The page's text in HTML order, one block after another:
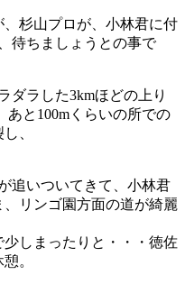
杉山プロが、小林君に付
待ちましょうとの事で
ダラした3kmほどの上り
あと100mくらいの所での
、
追いついてきて、小林君
リンゴ園方面の道が綺麗
少しまったりと・・・徳佐
。